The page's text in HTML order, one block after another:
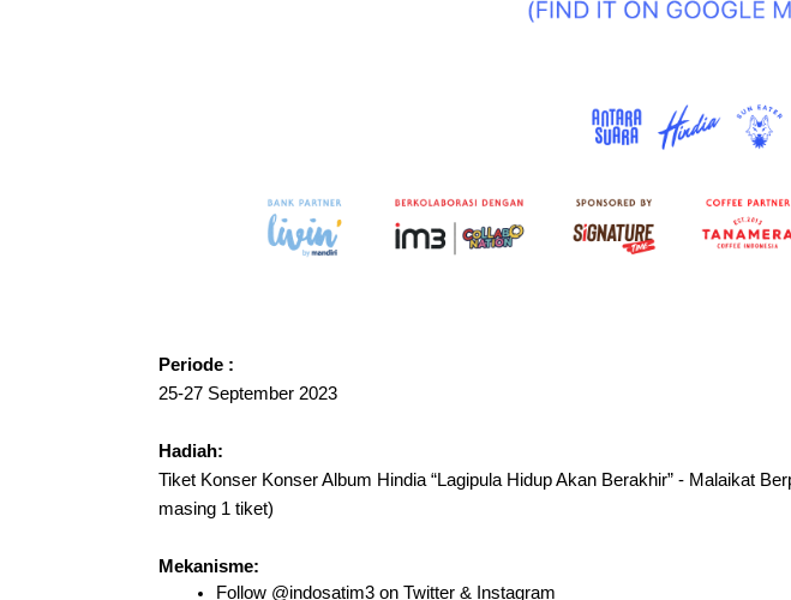
Periode :
25-27 September 2023
Hadiah:
Tiket Konser Konser Album Hindia “Lagipula Hidup Akan Berakhir” - Malaikat
masing 1 tiket)
Mekanisme:
Follow @indosatim3 on Twitter & Instagram